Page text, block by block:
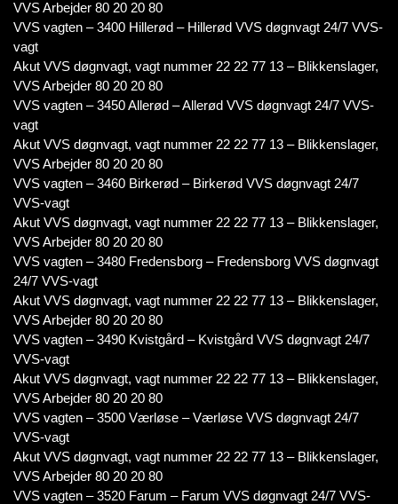
VVS Arbejder 80 20 20 80
VVS vagten – 3400 Hillerød – Hillerød VVS døgnvagt 24/7 VVS-
vagt
Akut VVS døgnvagt, vagt nummer 22 22 77 13 – Blikkenslager,
VVS Arbejder 80 20 20 80
VVS vagten – 3450 Allerød – Allerød VVS døgnvagt 24/7 VVS-
vagt
Akut VVS døgnvagt, vagt nummer 22 22 77 13 – Blikkenslager,
VVS Arbejder 80 20 20 80
VVS vagten – 3460 Birkerød – Birkerød VVS døgnvagt 24/7
VVS-vagt
Akut VVS døgnvagt, vagt nummer 22 22 77 13 – Blikkenslager,
VVS Arbejder 80 20 20 80
VVS vagten – 3480 Fredensborg – Fredensborg VVS døgnvagt
24/7 VVS-vagt
Akut VVS døgnvagt, vagt nummer 22 22 77 13 – Blikkenslager,
VVS Arbejder 80 20 20 80
VVS vagten – 3490 Kvistgård – Kvistgård VVS døgnvagt 24/7
VVS-vagt
Akut VVS døgnvagt, vagt nummer 22 22 77 13 – Blikkenslager,
VVS Arbejder 80 20 20 80
VVS vagten – 3500 Værløse – Værløse VVS døgnvagt 24/7
VVS-vagt
Akut VVS døgnvagt, vagt nummer 22 22 77 13 – Blikkenslager,
VVS Arbejder 80 20 20 80
VVS vagten – 3520 Farum – Farum VVS døgnvagt 24/7 VVS-